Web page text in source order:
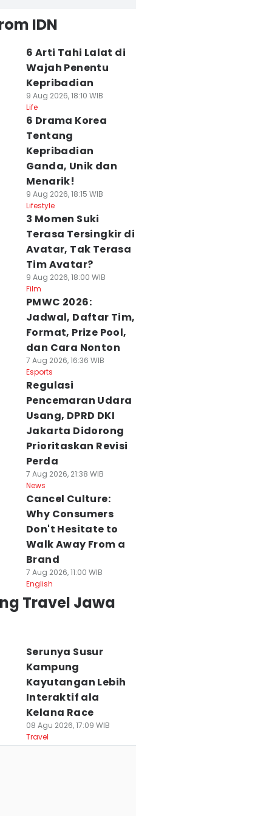
IDN
6 Arti Tahi Lalat di
Wajah Penentu
Kepribadian
9 Aug 2026, 18:10 WIB
Life
6 Drama Korea
Tentang
Kepribadian
Ganda, Unik dan
Menarik!
9 Aug 2026, 18:15 WIB
Lifestyle
3 Momen Suki
Terasa Tersingkir di
Avatar, Tak Terasa
Tim Avatar?
9 Aug 2026, 18:00 WIB
Film
PMWC 2026:
Jadwal, Daftar Tim,
Format, Prize Pool,
dan Cara Nonton
7 Aug 2026, 16:36 WIB
Esports
Regulasi
Pencemaran Udara
Usang, DPRD DKI
Jakarta Didorong
Prioritaskan Revisi
Perda
7 Aug 2026, 21:38 WIB
News
Cancel Culture:
Why Consumers
Don't Hesitate to
Walk Away From a
Brand
7 Aug 2026, 11:00 WIB
English
Travel Jawa
Serunya Susur
Kampung
Kayutangan Lebih
Interaktif ala
Kelana Race
08 Agu 2026, 17:09 WIB
Travel